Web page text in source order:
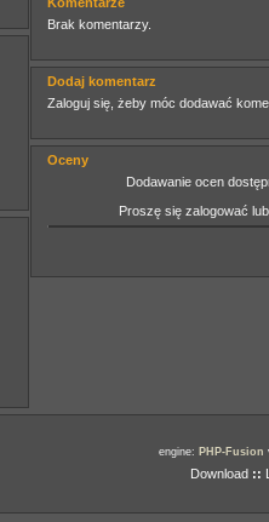
Brak komentarzy.
Dodaj komentarz
Zaloguj się, żeby móc dodawać
Oceny
Dodawanie ocen
Proszę się zalogować
engine: PHP-Fusion
Download ::